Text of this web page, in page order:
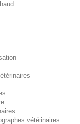
vétérinaires